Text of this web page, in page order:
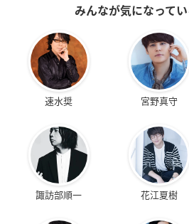
みんなが気になって
速水奨 宮野真守
諏訪部順一 花江夏樹